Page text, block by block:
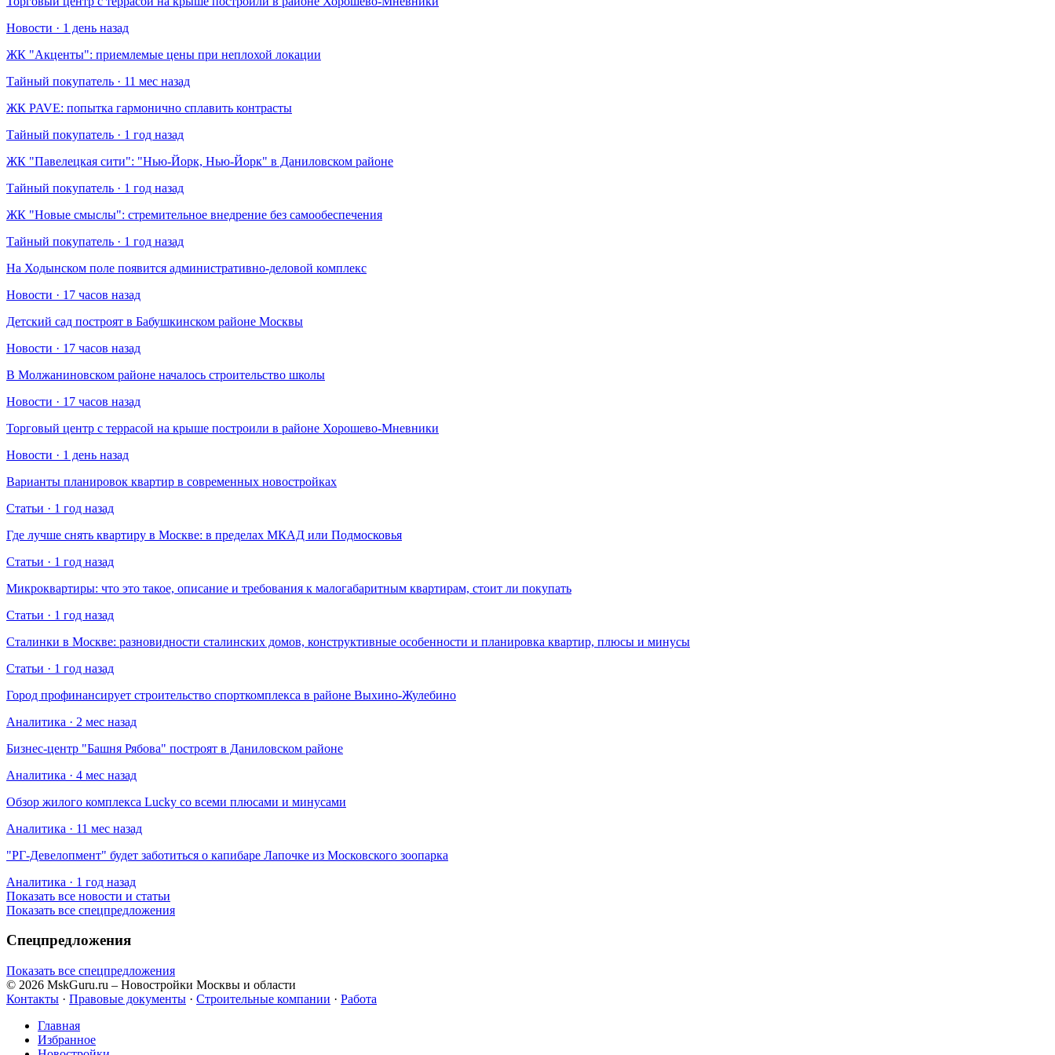
Новости · 1 день назад
​ЖК "Акценты": приемлемые цены при неплохой локации
Тайный покупатель · 11 мес назад
​ЖК PAVE: попытка гармонично сплавить контрасты
Тайный покупатель · 1 год назад
​ЖК "Павелецкая сити": "Нью-Йорк, Нью-Йорк" в Даниловском районе
Тайный покупатель · 1 год назад
​ЖК "Новые смыслы": стремительное внедрение без самообеспечения
Тайный покупатель · 1 год назад
На Ходынском поле появится административно-деловой комплекс
Новости · 17 часов назад
Детский сад построят в Бабушкинском районе Москвы
Новости · 17 часов назад
В Молжаниновском районе началось строительство школы
Новости · 17 часов назад
Торговый центр с террасой на крыше построили в районе Хорошево-Мневники
Новости · 1 день назад
Варианты планировок квартир в современных новостройках
Статьи · 1 год назад
Где лучше снять квартиру в Москве: в пределах МКАД или Подмосковья
Статьи · 1 год назад
Микроквартиры: что это такое, описание и требования к малогабаритным квартирам, стоит ли покупать
Статьи · 1 год назад
Сталинки в Москве: разновидности сталинских домов, конструктивные особенности и планировка квартир, плюсы и минусы
Статьи · 1 год назад
Город профинансирует строительство спорткомплекса в районе Выхино-Жулебино
Аналитика · 2 мес назад
Бизнес-центр "Башня Рябова" построят в Даниловском районе
Аналитика · 4 мес назад
Обзор жилого комплекса Lucky со всеми плюсами и минусами
Аналитика · 11 мес назад
​"РГ-Девелопмент" будет заботиться о капибаре Лапочке из Московского зоопарка
Аналитика · 1 год назад
Показать все новости и статьи
Показать все спецпредложения
Спецпредложения
Показать все спецпредложения
© 2026 MskGuru.ru – Новостройки Москвы и области
Контакты · Правовые документы · Строительные компании · Работа
Главная
Избранное